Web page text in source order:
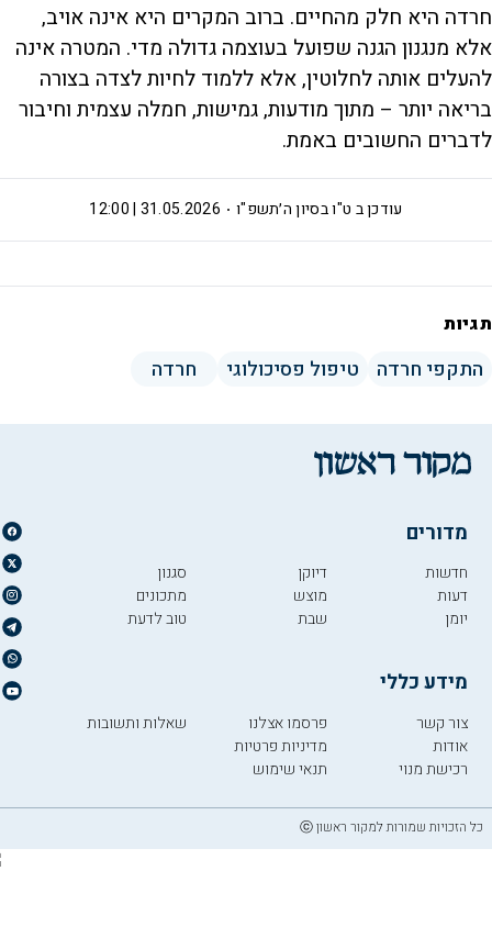
חרדה היא חלק מהחיים. ברוב המקרים היא אינה אויב,
אלא מנגנון הגנה שפועל בעוצמה גדולה מדי. המטרה אינה
להעלים אותה לחלוטין, אלא ללמוד לחיות לצדה בצורה
בריאה יותר – מתוך מודעות, גמישות, חמלה עצמית וחיבור
לדברים החשובים באמת.
ט"ו בסיון ה׳תשפ"ו 31.05.2026 | 12:00 עודכן ב
תגיות
התקפי חרדה טיפול פסיכולוגי חרדה
מדורים
חדשות
דעות
יומן
דיוקן
מוצש
שבת
סגנון
מתכונים
טוב לדעת
מידע כללי
צור קשר
אודות
רכישת מנוי
פרסמו אצלנו
מדיניות פרטיות
תנאי שימוש
שאלות ותשובות
כל הזכויות שמורות למקור ראשון ⓒ